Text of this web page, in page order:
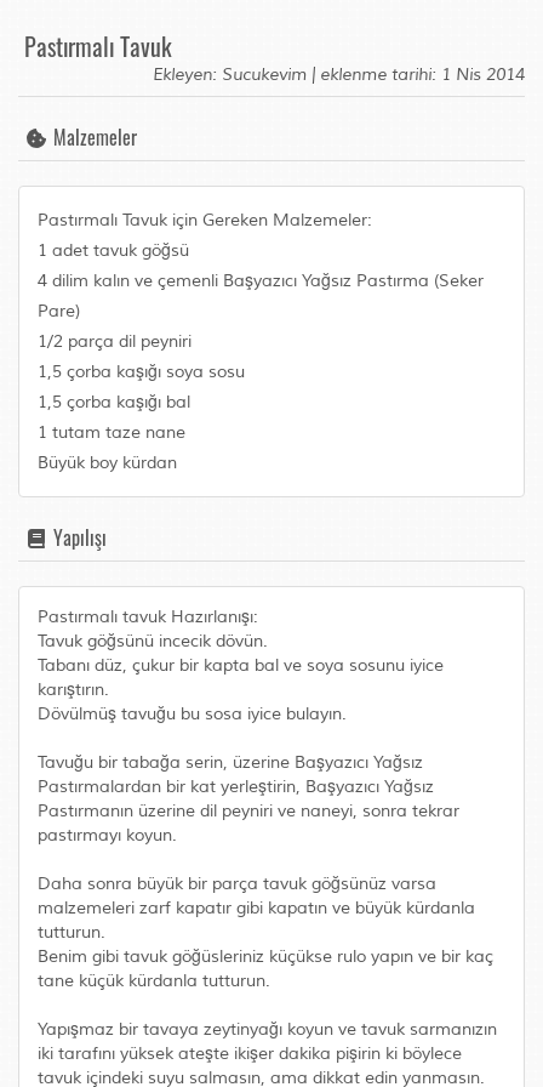
Pastırmalı Tavuk
Ekleyen: Sucukevim | eklenme tarihi: 1 Nis 2014
Malzemeler
Pastırmalı Tavuk için Gereken Malzemeler:
1 adet tavuk göğsü
4 dilim kalın ve çemenli Başyazıcı Yağsız Pastırma (Seker
Pare)
1/2 parça dil peyniri
1,5 çorba kaşığı soya sosu
1,5 çorba kaşığı bal
1 tutam taze nane
Büyük boy kürdan
Yapılışı
Pastırmalı tavuk Hazırlanışı:
Tavuk göğsünü incecik dövün.
Tabanı düz, çukur bir kapta bal ve soya sosunu iyice
karıştırın.
Dövülmüş tavuğu bu sosa iyice bulayın.
Tavuğu bir tabağa serin, üzerine Başyazıcı Yağsız
Pastırmalardan bir kat yerleştirin, Başyazıcı Yağsız
Pastırmanın üzerine dil peyniri ve naneyi, sonra tekrar
pastırmayı koyun.
Daha sonra büyük bir parça tavuk göğsünüz varsa
malzemeleri zarf kapatır gibi kapatın ve büyük kürdanla
tutturun.
Benim gibi tavuk göğüsleriniz küçükse rulo yapın ve bir kaç
tane küçük kürdanla tutturun.
Yapışmaz bir tavaya zeytinyağı koyun ve tavuk sarmanızın
iki tarafını yüksek ateşte ikişer dakika pişirin ki böylece
tavuk içindeki suyu salmasın, ama dikkat edin yanmasın.